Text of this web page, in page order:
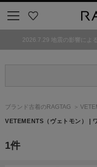
気
2026.7.29 地震の影響によ
ブランド古着のRAGTAG
VETEMENTS （ヴェトモン） |
1件